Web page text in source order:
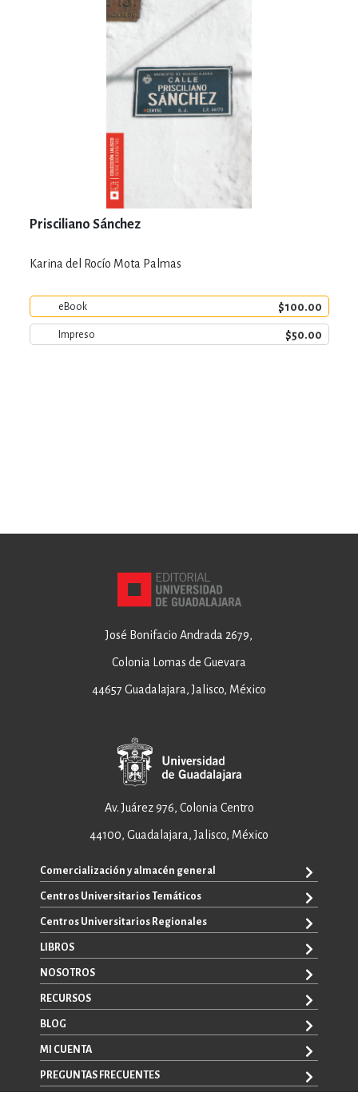
Prisciliano Sánchez
Karina del Rocío Mota Palmas
eBook $100.00
Impreso $50.00
José Bonifacio Andrada 2679,
Colonia Lomas de Guevara
44657 Guadalajara, Jalisco, México
Av. Juárez 976, Colonia Centro
44100, Guadalajara, Jalisco, México
Comercialización y almacén general
ventas@editorial.udg.mx
WhatsApp: +52 33 1433 6869
Centros Universitarios Temáticos
CUAAD
CUCEA
CUCBA
CUCEI
CUCSH
Centros Universitarios Regionales
CUAAD
CUCBA
CUCOSTA
CUCHAPALA
CUCSH
CUSUR
LIBROS
TODOS LOS LIBROS
E-BOOKS
CATÁLOGOS
NOSOTROS
SOBRE NOSOTROS
CONTACTO
RECURSOS
PROMOCIONALES
CONVOCATORIAS
BLOG
LA VENTANA ROJA
MI CUENTA
REGISTRO
PREGUNTAS FRECUENTES